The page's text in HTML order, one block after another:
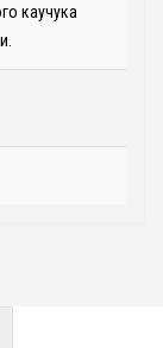
каучука